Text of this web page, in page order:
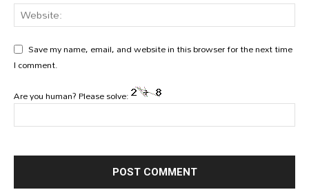
Save my name, email, and website in this browser for the next time
I comment.
Are you human? Please solve: